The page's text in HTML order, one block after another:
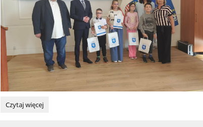
Nasze
Czytaj więcej